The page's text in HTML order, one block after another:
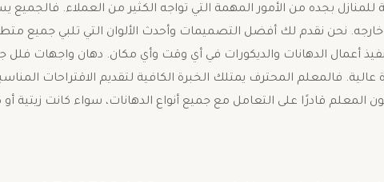
بجده من الأمور المهمة التي تواجه الكثير من العملاء.
نحن نقدم لك أفضل التصميمات وأحدث الألوان التي تلبي جميع
أعمال الدهانات والديكورات في أي وقت وأي مكان. دهان واجهات فلل
فالمعلم المحترف يمتلك الخبرة الكافية لتقديم الاقتراحات
المعلم قادرًا على التعامل مع جميع أنواع الدهانات، سواء كانت زيتية